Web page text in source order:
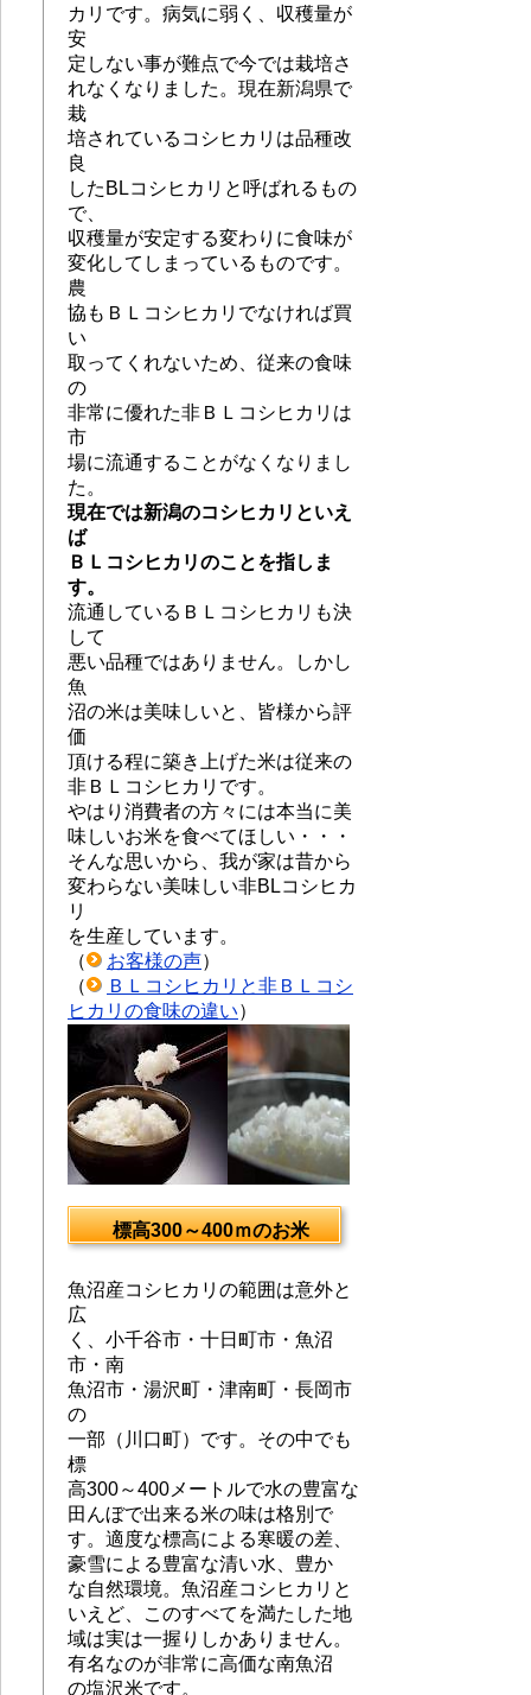
カリです。 病気に弱く、収穫量が
安
定しない事が難点で今では栽培さ
れなくなりました。現在新潟県で
栽
培されているコシヒカリは品種改
良
したBLコシヒカリと呼ばれるもの
で、
収穫量が安定する変わりに食味が
変化してしまっているものです。
農
協もＢＬコシヒカリでなければ買
い
取ってくれないため、従来の食味
の
非常に優れた非ＢＬコシヒカリは
市
場に流通することがなくなりまし
た。
現在では新潟のコシヒカリといえ
ば
ＢＬコシヒカリのことを指しま
す。
流通しているＢＬコシヒカリも決
して
悪い品種ではありません。しかし
魚
沼の米は美味しいと、皆様から評
価
頂ける程に築き上げた米は従来の
非ＢＬコシヒカリです。
やはり消費者の方々には本当に美
味しいお米を食べてほしい・・・
そんな思いから、我が家は昔から
変わらない美味しい非BLコシヒカ
リ
を生産しています。
（
お客様の声）
（
ＢＬコシヒカリと非ＢＬコシ
ヒカリの食味の違い）
標高300～400ｍのお米
魚沼産コシヒカリの範囲は意外と
広
く、小千谷市・十日町市・魚沼
市・南
魚沼市・湯沢町・津南町・長岡市
の
一部（川口町）です。その中でも
標
高300～400メートルで水の豊富な
田んぼで出来る米の味は格別で
す。適度な標高による寒暖の差、
豪雪による豊富な清い水、豊か
な自然環境。魚沼産コシヒカリと
いえど、このすべてを満たした地
域は実は一握りしかありません。
有名なのが非常に高価な南魚沼
の塩沢米です。